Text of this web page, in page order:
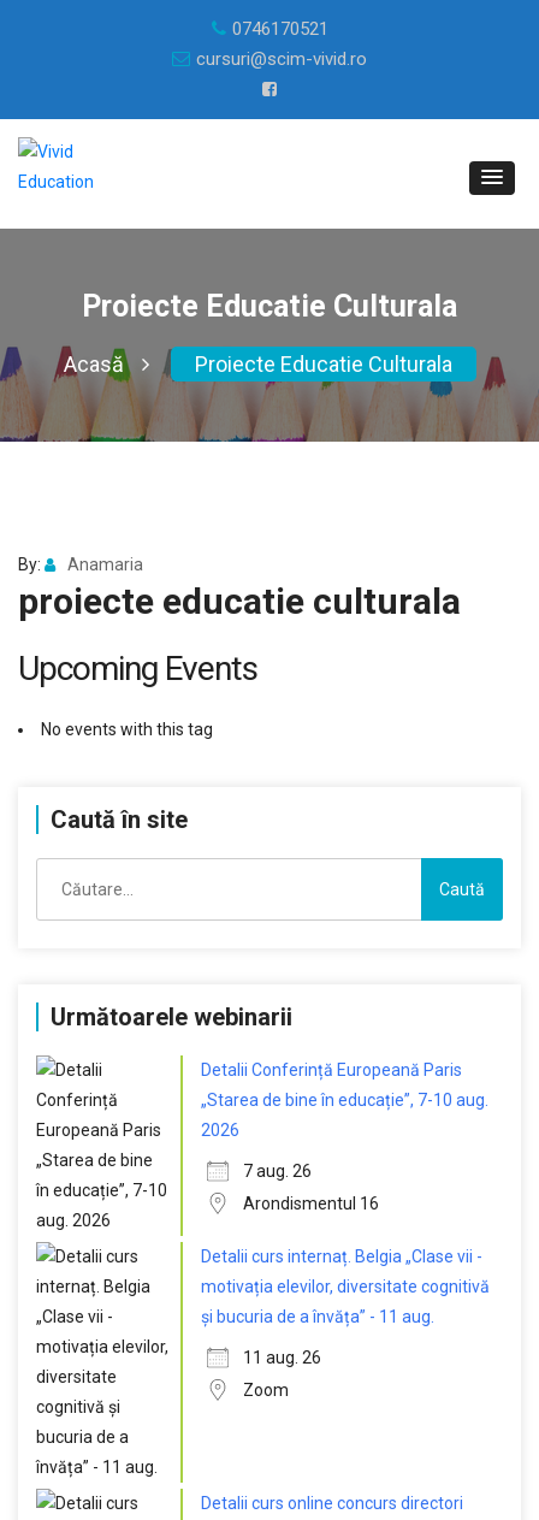
0746170521
cursuri@scim-vivid.ro
Proiecte Educatie Culturala
Acasă Proiecte Educatie Culturala
By: Anamaria
proiecte educatie culturala
Upcoming Events
No events with this tag
Caută în site
după:
Următoarele webinarii
Detalii Conferință Europeană Paris
„Starea de bine în educație”, 7-10 aug.
2026
7 aug. 26
Arondismentul 16
Detalii curs internaț. Belgia „Clase vii -
motivația elevilor, diversitate cognitivă
și bucuria de a învăța” - 11 aug.
11 aug. 26
Zoom
Detalii curs online concurs directori